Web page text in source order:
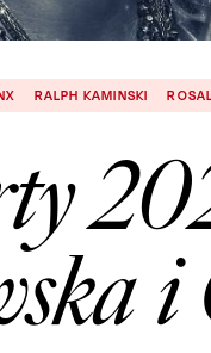
RALPH KAMINSKI